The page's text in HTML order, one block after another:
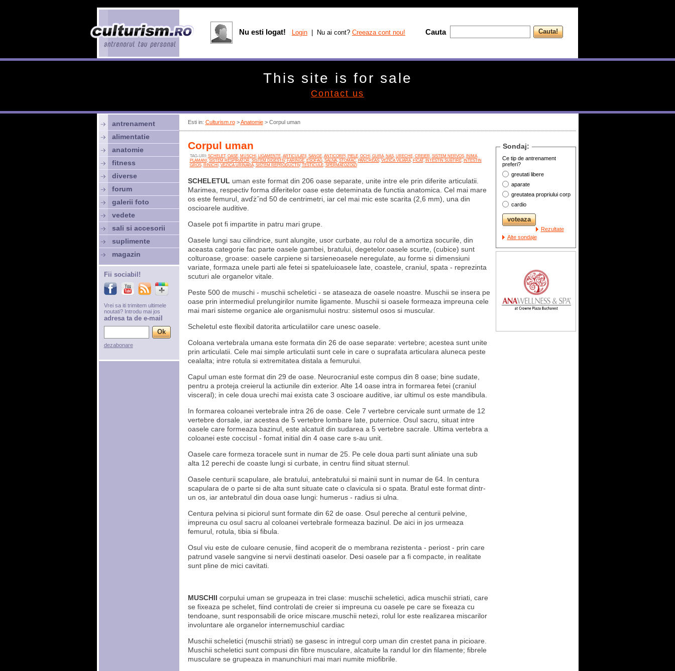
Esti in: Culturism.ro>Anatomie> Corpul uman
Corpul uman
TAG-URI: SCHELET, OASE, MUSCHI , LIGAMENTE, ARTICULATII , SANGE, ANTICORPI , PIELE, OCHI , GURA, NAS, URECHE, CREIER, SISTEM NERVOS, INIMA,
PLAMANI , SISTEM RESPIRATOR, SISTEM DIGESTIV, FARINGE, ESOFAG, SALIVA, STOMAC, PANCREAS, VEZICA VILIARA, FICAT, INTESTIN SUBTIRE, INTESTIN
GROS, RINICHI , VEZICA URINARA, SISTEM REPRODUCTIV, TESTICULE, SPERMATOZOIZI
SCHELETUL uman este format din 206 oase separate, unite intre ele prin diferite articulatii.
Marimea, respectiv forma diferitelor oase este deteminata de functia anatomica. Cel mai mare
os este femurul, avďż˝nd 50 de centrimetri, iar cel mai mic este scarita (2,6 mm), una din
oscioarele auditive.
Oasele pot fi impartite in patru mari grupe.
Oasele lungi sau cilindrice, sunt alungite, usor curbate, au rolul de a amortiza socurile, din
aceasta categorie fac parte oasele gambei, bratului, degetelor.oasele scurte, (cubice) sunt
colturoase, groase: oasele carpiene si tarsieneoasele neregulate, au forme si dimensiuni
variate, formaza unele parti ale fetei si spateluioasele late, coastele, craniul, spata - reprezinta
scuturi ale organelor vitale.
Peste 500 de muschi - muschii scheletici - se ataseaza de oasele noastre. Muschii se insera pe
oase prin intermediul prelungirilor numite ligamente. Muschii si oasele formeaza impreuna cele
mai mari sisteme organice ale organismului nostru: sistemul osos si muscular.
Scheletul este flexibil datorita articulatiilor care unesc oasele.
Coloana vertebrala umana este formata din 26 de oase separate: vertebre; acestea sunt unite
prin articulatii. Cele mai simple articulatii sunt cele in care o suprafata articulara aluneca peste
cealalta; intre rotula si extremitatea distala a femurului.
Capul uman este format din 29 de oase. Neurocraniul este compus din 8 oase; bine sudate,
pentru a proteja creierul la actiunile din exterior. Alte 14 oase intra in formarea fetei (craniul
visceral); in cele doua urechi mai exista cate 3 oscioare auditive, iar ultimul os este mandibula.
In formarea coloanei vertebrale intra 26 de oase. Cele 7 vertebre cervicale sunt urmate de 12
vertebre dorsale, iar acestea de 5 vertebre lombare late, puternice. Osul sacru, situat intre
oasele care formeaza bazinul, este alcatuit din sudarea a 5 vertebre sacrale. Ultima vertebra a
coloanei este coccisul - fomat initial din 4 oase care s-au unit.
Oasele care formeza toracele sunt in numar de 25. Pe cele doua parti sunt aliniate una sub
alta 12 perechi de coaste lungi si curbate, in centru fiind situat sternul.
Oasele centurii scapulare, ale bratului, antebratului si mainii sunt in numar de 64. In centura
scapulara de o parte si de alta sunt situate cate o clavicula si o spata. Bratul este format dintr-
un os, iar antebratul din doua oase lungi: humerus - radius si ulna.
Centura pelvina si piciorul sunt formate din 62 de oase. Osul pereche al centurii pelvine,
impreuna cu osul sacru al coloanei vertebrale formeaza bazinul. De aici in jos urmeaza
femurul, rotula, tibia si fibula.
Osul viu este de culoare cenusie, fiind acoperit de o membrana rezistenta - periost - prin care
patrund vasele sangvine si nervii destinati oaselor. Desi oasele par a fi compacte, in realitate
sunt pline de mici cavitati.
MUSCHII corpului uman se grupeaza in trei clase: muschii scheletici, adica muschii striati, care
se fixeaza pe schelet, fiind controlati de creier si impreuna cu oasele pe care se fixeaza cu
tendoane, sunt responsabili de orice miscare.muschii netezi, rolul lor este realizarea miscarilor
involuntare ale organelor internemuschiul cardiac
Muschii scheletici (muschii striati) se gasesc in intregul corp uman din crestet pana in picioare.
Muschii scheletici sunt compusi din fibre musculare, alcatuite la randul lor din filamente; fibrele
musculare se grupeaza in manunchiuri mai mari numite miofibrile.
Sondaj:
Ce tip de antrenament
preferi?
greutati libere
aparate
greutatea propriului corp
cardio
Rezultate
Alte sondaje
antrenament
alimentatie
anatomie
fitness
diverse
forum
galerii foto
vedete
sali si accesorii
suplimente
magazin
Fii sociabil!
Vrei sa iti trimitem ultimele
noutati? Introdu mai jos
adresa ta de e-mail
dezabonare
Nu esti logat! Login | Nu ai cont? Creeaza cont nou! Cauta
This site is for sale
Contact us